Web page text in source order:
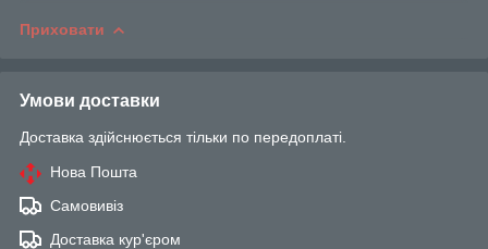
Приховати
Умови доставки
Доставка здійснюється тільки по передоплаті.
Нова Пошта
Самовивіз
Доставка кур'єром